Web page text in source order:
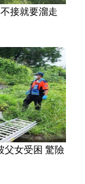
接就要溜走
父女受困 驚險